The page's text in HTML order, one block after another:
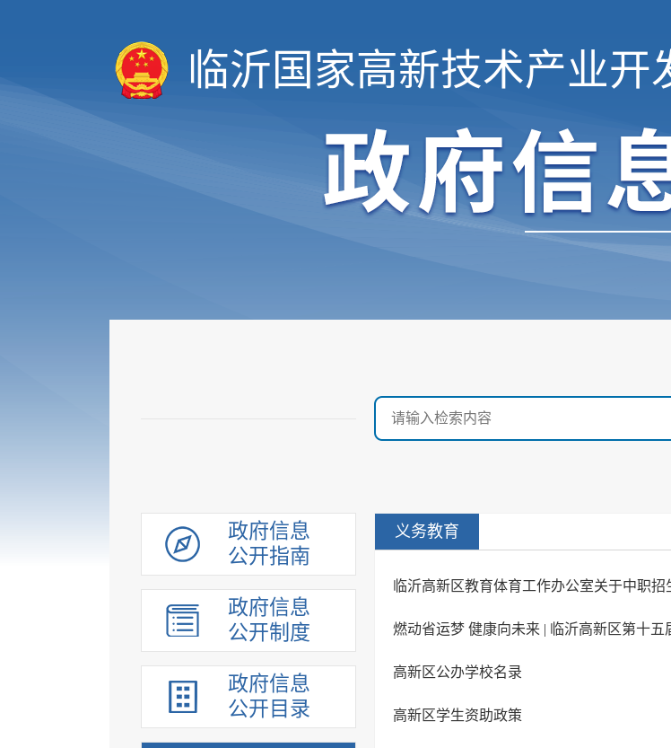
临沂国家高新技术产业开
政府信息
公开指南
政府信息
公开制度
政府信息
公开目录
义务教育
临沂高新区教育体育工作办公室关于中职招
高新区公办学校名录
高新区学生资助政策